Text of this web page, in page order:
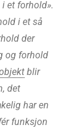
et forhold».
i et så
der
og forhold
blir
det
har en
funksjon